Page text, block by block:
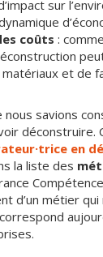
sur
coûts :
et de
savions
déconstruire.
en
la liste des
d’un métier qui